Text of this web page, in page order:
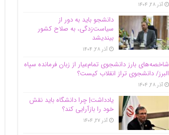
آذر ۲۸, ۱۴۰۴
دانشجو باید به دور از
سیاست‌زدگی، به صلاح کشور
بیندیشد
آذر ۲۸, ۱۴۰۴
شاخصه‌های بارز دانشجوی تمام‌عیار از زبان فرمانده سپاه
البرز/ دانشجوی تراز انقلاب کیست؟
آذر ۲۸, ۱۴۰۴
یادداشت| چرا دانشگاه باید نقش
خود را بازآرایی کند؟
آذر ۲۷, ۱۴۰۴